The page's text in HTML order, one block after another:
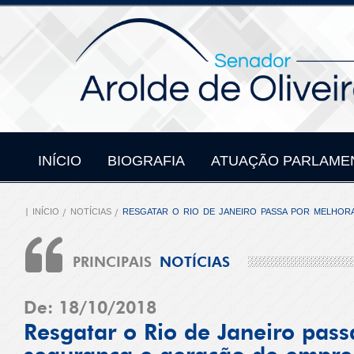
INÍCIO BIOGRAFIA ATUAÇÃO
INÍCIO NOTÍCIAS RESGATAR O RIO DE JANEIRO PASSA POR
PRINCIPAIS NOTÍCIAS
De: 18/10/2018
Resgatar o Rio de Janeiro